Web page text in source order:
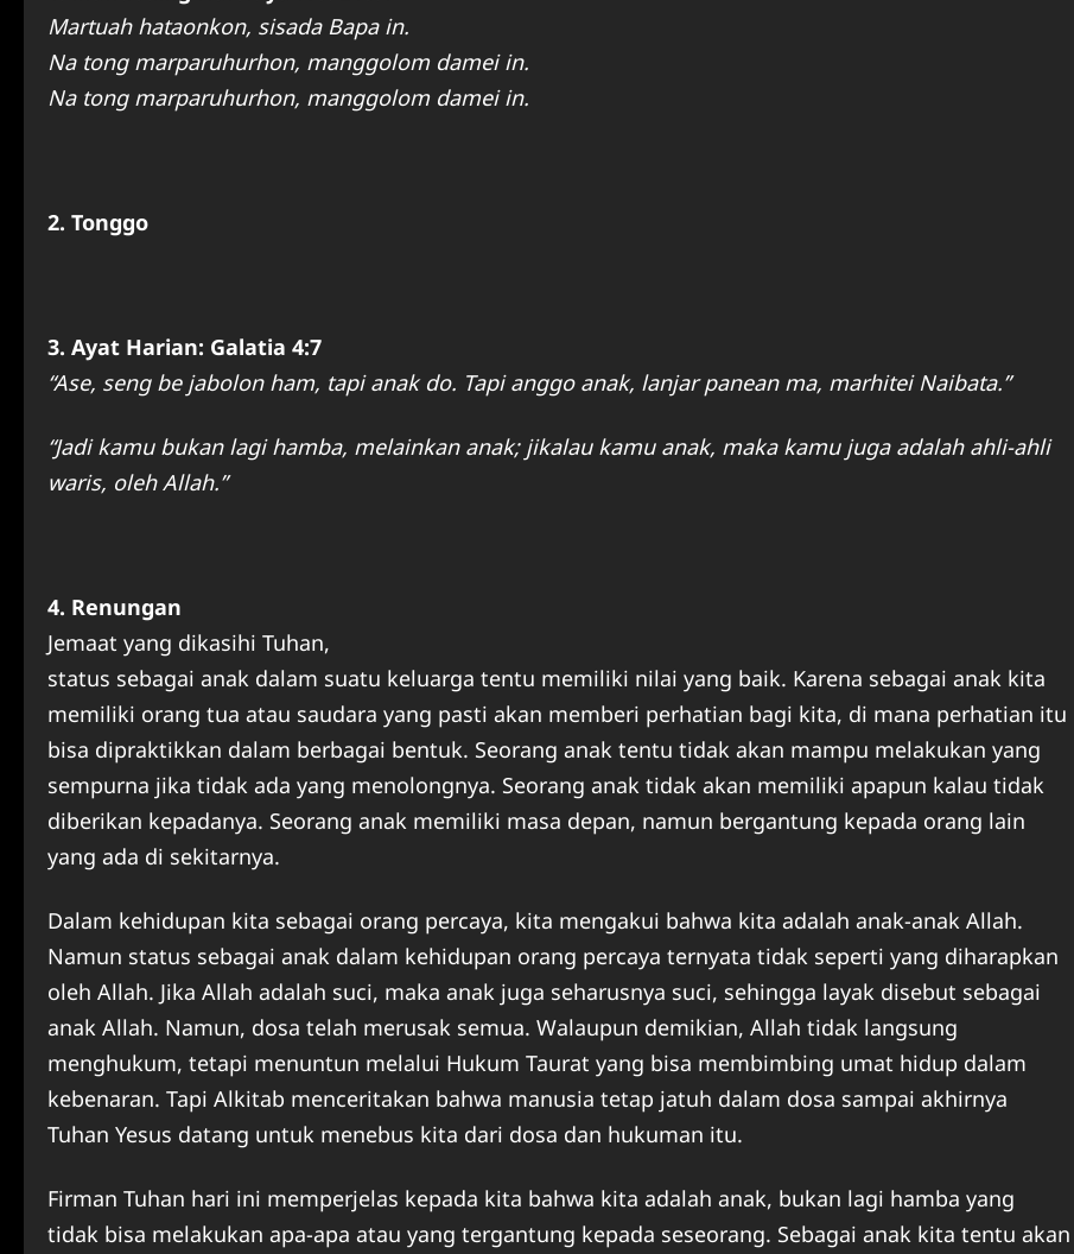
Martuah hataonkon, sisada Bapa in.
Na tong marparuhurhon, manggolom damei in.
Na tong marparuhurhon, manggolom damei in.
2. Tonggo
3. Ayat Harian: Galatia 4:7
“Ase, seng be jabolon ham, tapi anak do. Tapi anggo anak, lanjar panean ma, marhitei Naibata.”
“Jadi kamu bukan lagi hamba, melainkan anak; jikalau kamu anak, maka kamu juga adalah ahli-ahli
waris, oleh Allah.”
4. Renungan
Jemaat yang dikasihi Tuhan,
status sebagai anak dalam suatu keluarga tentu memiliki nilai yang baik. Karena sebagai anak kita
memiliki orang tua atau saudara yang pasti akan memberi perhatian bagi kita, di mana perhatian itu
bisa dipraktikkan dalam berbagai bentuk. Seorang anak tentu tidak akan mampu melakukan yang
sempurna jika tidak ada yang menolongnya. Seorang anak tidak akan memiliki apapun kalau tidak
diberikan kepadanya. Seorang anak memiliki masa depan, namun bergantung kepada orang lain
yang ada di sekitarnya.
Dalam kehidupan kita sebagai orang percaya, kita mengakui bahwa kita adalah anak-anak Allah.
Namun status sebagai anak dalam kehidupan orang percaya ternyata tidak seperti yang diharapkan
oleh Allah. Jika Allah adalah suci, maka anak juga seharusnya suci, sehingga layak disebut sebagai
anak Allah. Namun, dosa telah merusak semua. Walaupun demikian, Allah tidak langsung
menghukum, tetapi menuntun melalui Hukum Taurat yang bisa membimbing umat hidup dalam
kebenaran. Tapi Alkitab menceritakan bahwa manusia tetap jatuh dalam dosa sampai akhirnya
Tuhan Yesus datang untuk menebus kita dari dosa dan hukuman itu.
Firman Tuhan hari ini memperjelas kepada kita bahwa kita adalah anak, bukan lagi hamba yang
tidak bisa melakukan apa-apa atau yang tergantung kepada seseorang. Sebagai anak kita tentu akan